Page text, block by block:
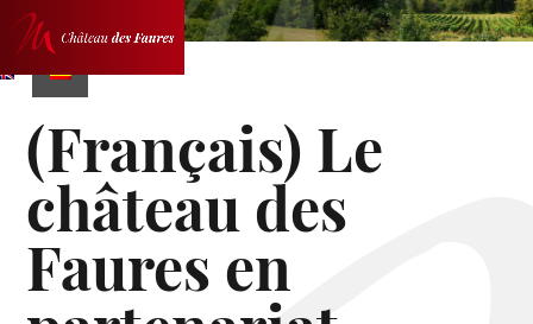
Skip
content
CONTACT
(Français) Le
château des
Faures en